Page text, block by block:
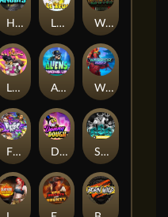
LE ZEUS
LE KING
SixSixSix
Wanted Dead or a Wild
Hand of Anubis
Aliens Among Us
Fighter Pit
Warrior Ways
DONNY DOUGH